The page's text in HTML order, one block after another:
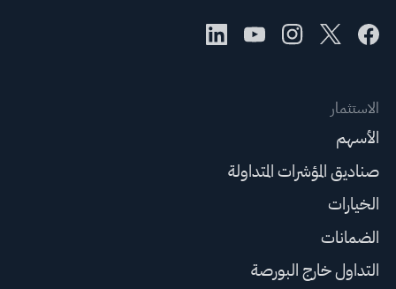
الاستثمار
الأسهم
صناديق المؤشرات المتداولة
الخيارات
الضمانات
التداول خارج البورصة